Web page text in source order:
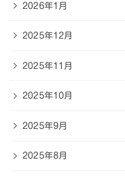
2026年1月
2025年12月
2025年11月
2025年10月
2025年9月
2025年8月